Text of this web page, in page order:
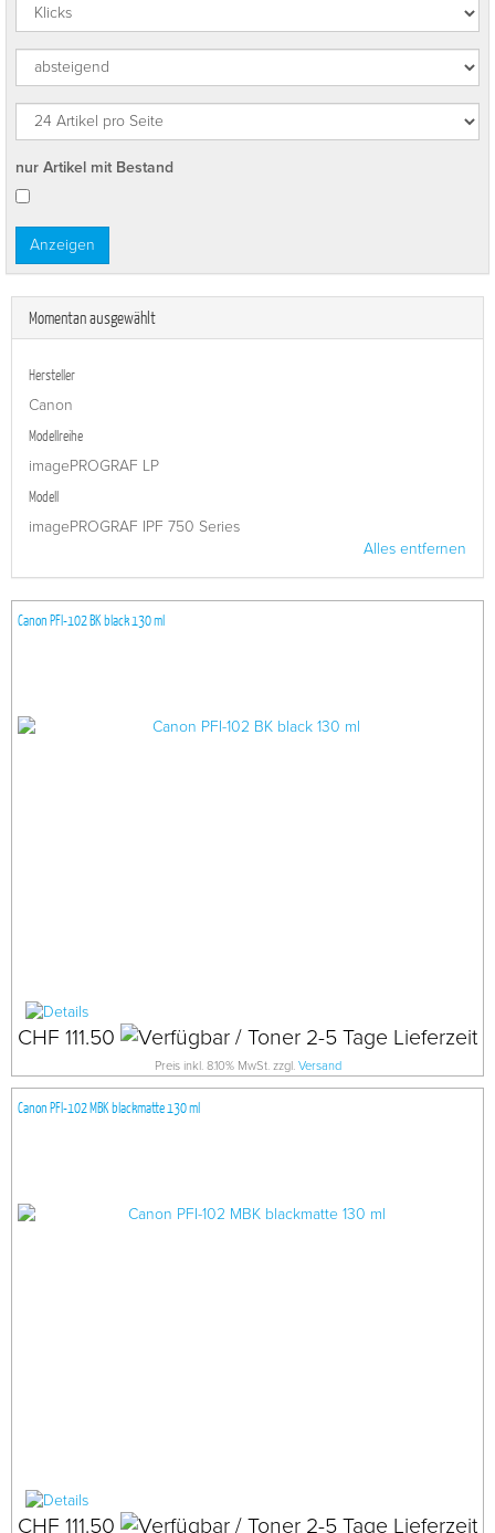
nur Artikel mit Bestand
Momentan ausgewählt
Hersteller
Canon
Modellreihe
imagePROGRAF LP
Modell
imagePROGRAF IPF 750 Series
Alles entfernen
Canon PFI-102 BK black 130 ml
CHF 111.50
Preis inkl. 8.10% MwSt. zzgl. Versand
Canon PFI-102 MBK blackmatte 130 ml
CHF 111.50